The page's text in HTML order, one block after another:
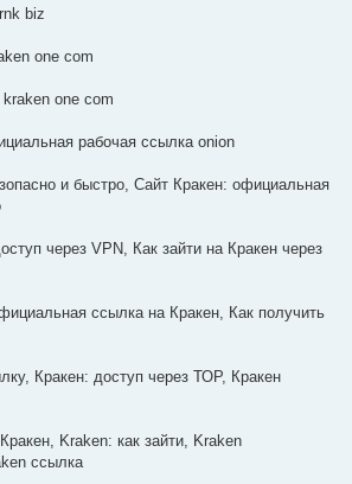
biz
one com
kraken one com
рабочая ссылка onion
и быстро, Сайт Кракен: официальная
через VPN, Как зайти на Кракен через
ссылка на Кракен, Как получить
Кракен: доступ через ТОР, Кракен
Kraken: как зайти, Kraken
ссылка